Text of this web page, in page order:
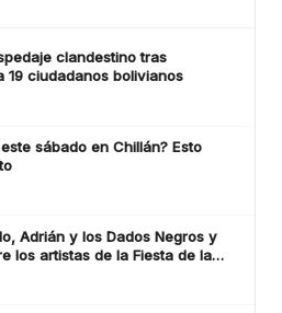
clandestino tras
19 ciudadanos bolivianos
sábado en Chillán? Esto
Adrián y los Dados Negros y
los artistas de la Fiesta de la
2026